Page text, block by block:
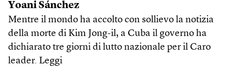
Yoani Sánchez
Mentre il mondo ha accolto con sollievo la notizia
della morte di Kim Jong-il, a Cuba il governo ha
dichiarato tre giorni di lutto nazionale per il Caro
leader. Leggi